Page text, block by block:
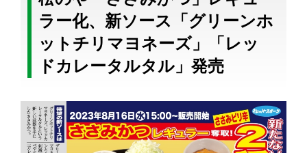
ラー化、新ソース「グリーンホ
ットチリマヨネーズ」「レッ
ドカレータルタル」発売